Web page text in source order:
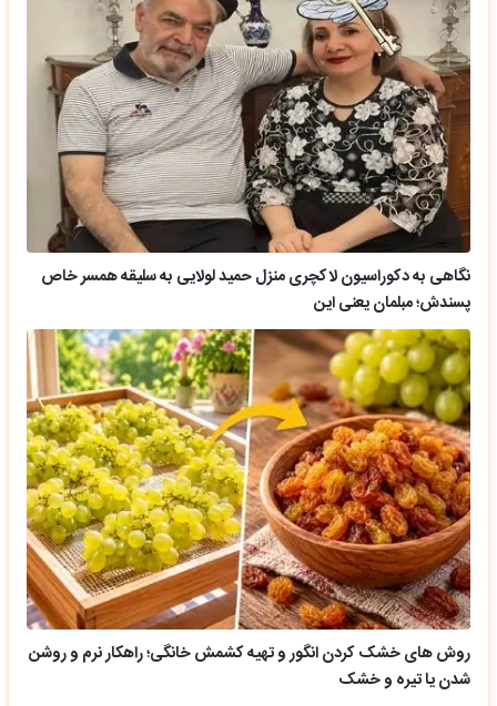
نگاهی به دکوراسیون لاکچری منزل حمید لولایی به سلیقه همسر خاص
پسندش؛ مبلمان یعنی این
روش های خشک کردن انگور و تهیه کشمش خانگی؛ راهکار نرم و روشن
شدن یا تیره و خشک